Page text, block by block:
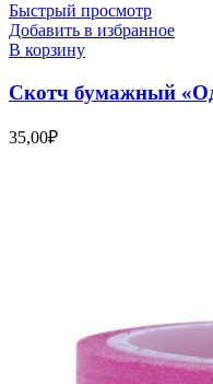
Быстрый просмотр
Добавить в избранное
В корзину
Скотч бумажный
35,00₽